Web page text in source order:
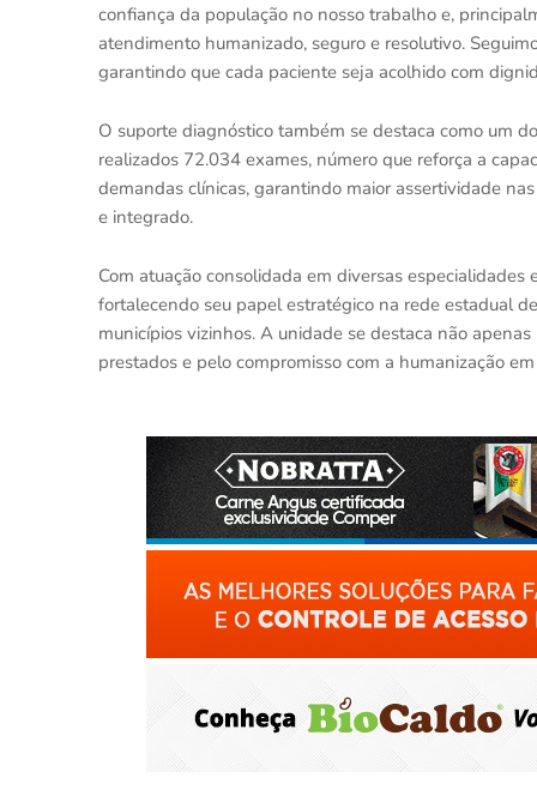
confiança da população no nosso trabalho e,
atendimento humanizado, seguro e resolutivo.
garantindo que cada paciente seja acolhido com
O suporte diagnóstico também se destaca como um
realizados 72.034 exames, número que reforça a
demandas clínicas, garantindo maior assertividade
e integrado.
Com atuação consolidada em diversas
fortalecendo seu papel estratégico na rede estadual
municípios vizinhos. A unidade se destaca não
prestados e pelo compromisso com a humanização